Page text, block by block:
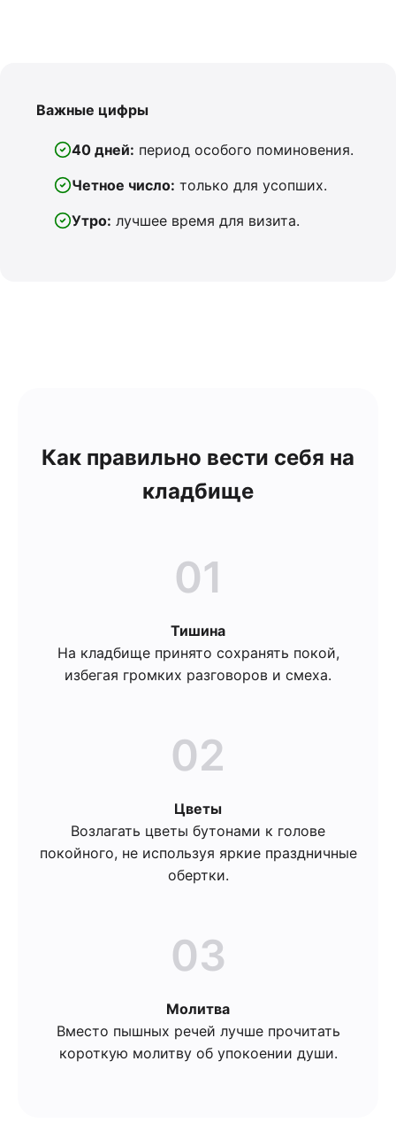
Важные цифры
40 дней: период особого поминовения.
Четное число: только для усопших.
Утро: лучшее время для визита.
Как правильно вести себя на
кладбище
01
Тишина
На кладбище принято сохранять покой,
избегая громких разговоров и смеха.
02
Цветы
Возлагать цветы бутонами к голове
покойного, не используя яркие праздничные
обертки.
03
Молитва
Вместо пышных речей лучше прочитать
короткую молитву об упокоении души.